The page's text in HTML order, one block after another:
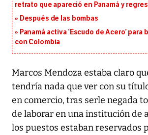
retrato que apareció en Panamá y
Después de las bombas
Panamá activa ‘Escudo de Acero’
con Colombia
Marcos Mendoza estaba claro
tendría nada que ver con su
en comercio, tras serle negada
de laborar en una institución de
los puestos estaban reservados